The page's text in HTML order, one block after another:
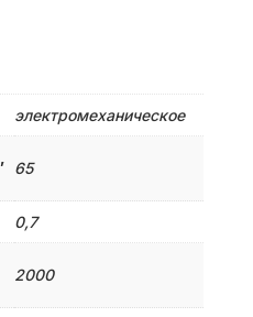
электромеханическое
65
0,7
2000